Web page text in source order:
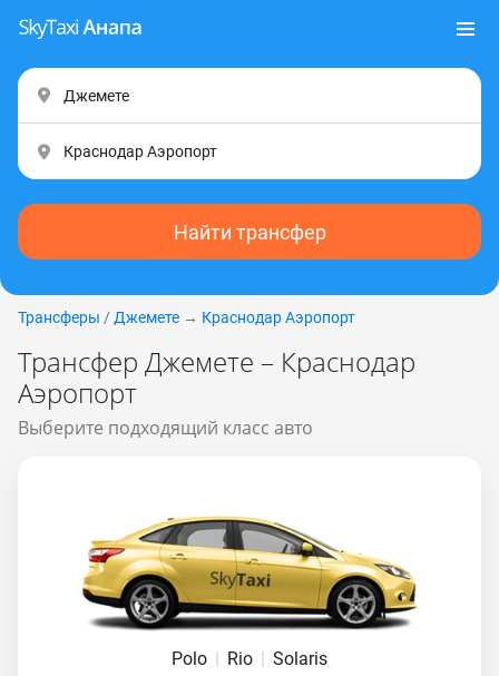
Найти трансфер
Трансферы / Джемете → Краснодар Аэропорт
Трансфер Джемете – Краснодар
Аэропорт
Выберите подходящий класс авто
Polo | Rio | Solaris